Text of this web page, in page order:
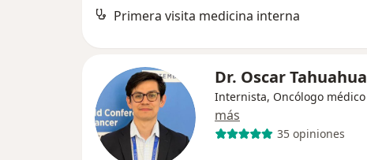
Primera visita medicina interna
Dr. Oscar Tahuahua
Internista, Oncólogo médico
más
35 opiniones